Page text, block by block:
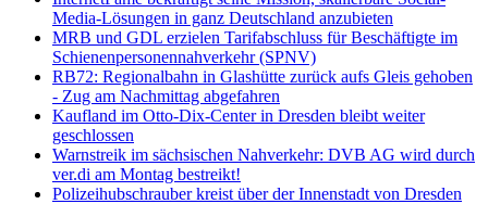
Media-Lösungen in ganz Deutschland anzubieten
MRB und GDL erzielen Tarifabschluss für Beschäftigte im
Schienenpersonennahverkehr (SPNV)
RB72: Regionalbahn in Glashütte zurück aufs Gleis gehoben
- Zug am Nachmittag abgefahren
Kaufland im Otto-Dix-Center in Dresden bleibt weiter
geschlossen
Warnstreik im sächsischen Nahverkehr: DVB AG wird durch
ver.di am Montag bestreikt!
Polizeihubschrauber kreist über der Innenstadt von Dresden